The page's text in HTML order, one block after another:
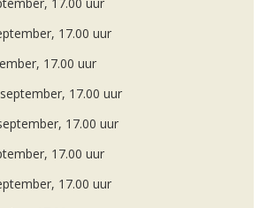
17.00 uur
17.00 uur
17.00 uur
17.00 uur
17.00 uur
17.00 uur
17.00 uur